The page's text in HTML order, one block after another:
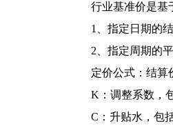
行业基准价是基
1、指定日期的
2、指定周期的
定价公式：结算
K：调整系数，
C：升贴水，包